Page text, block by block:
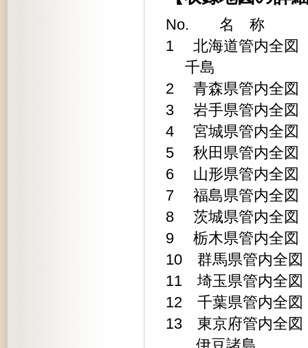
No. 名 称 西
1 北海道管内全
千島
2 青森県管内全
3 岩手県管内全
4 宮城県管内全
5 秋田県管内全
6 山形県管内全
7 福島県管内全
8 茨城県管内全
9 栃木県管内全
10 群馬県管内
11 埼玉県管内
12 千葉県管内
13 東京府管内